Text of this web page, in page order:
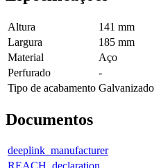
Altura
141 mm
Largura
185 mm
Material
Aço
Perfurado
-
Tipo de acabamento Galvanizado
Documentos
deeplink_manufacturer